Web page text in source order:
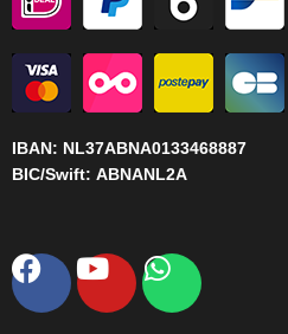
IBAN: NL37ABNA0133468887
BIC/Swift: ABNANL2A
Facebook
YoutubeWhatsapp